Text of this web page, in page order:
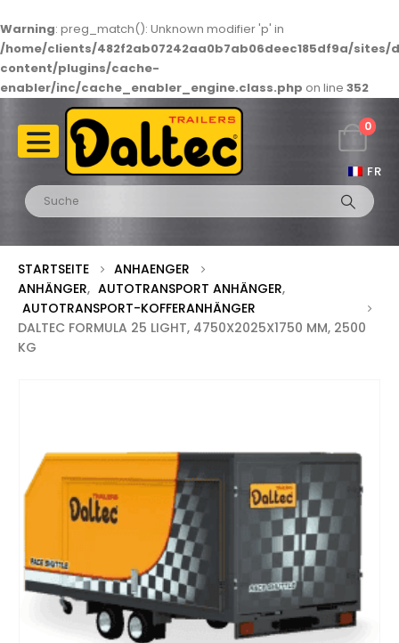
Warning: preg_match(): Unknown modifier 'p' in
/home/clients/482f2ab07242aa0b7ab06deec185df9a/
content/plugins/cache-
enabler/inc/cache_enabler_engine.class.php on line 352
FR
0
STARTSEITE
ANHAENGER
ANHÄNGER, AUTOTRANSPORT ANHÄNGER,
AUTOTRANSPORT-KOFFERANHÄNGER
DALTEC FORMULA 25 LIGHT, 4750X2025X1750 MM, 2500
KG